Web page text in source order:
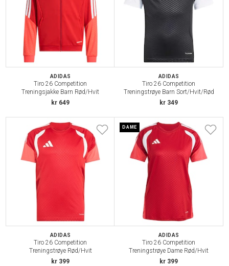
ADIDAS
Tiro 26 Competition
Treningsjakke Barn Rød/Hvit
kr 649
ADIDAS
Tiro 26 Competition
Treningstrøye Barn Sort/Hvit/Rød
kr 349
ADIDAS
Tiro 26 Competition
Treningstrøye Rød/Hvit
kr 399
DAME
ADIDAS
Tiro 26 Competition
Treningstrøye Dame Rød/Hvit
kr 399